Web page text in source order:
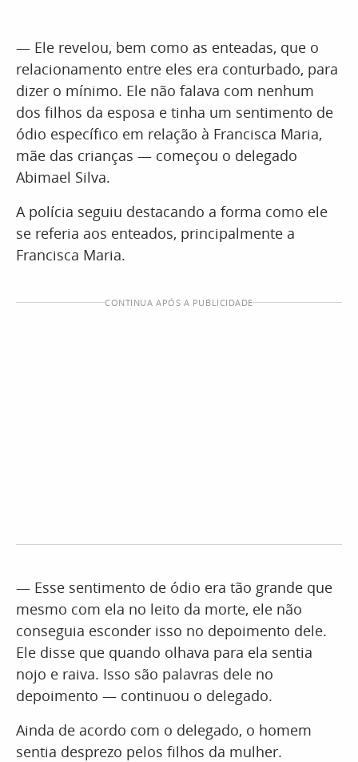
— Ele revelou, bem como as enteadas, que o
relacionamento entre eles era conturbado, para
dizer o mínimo. Ele não falava com nenhum
dos filhos da esposa e tinha um sentimento de
ódio específico em relação à Francisca Maria,
mãe das crianças — começou o delegado
Abimael Silva.
A polícia seguiu destacando a forma como ele
se referia aos enteados, principalmente a
Francisca Maria.
CONTINUA APÓS A PUBLICIDADE
— Esse sentimento de ódio era tão grande que
mesmo com ela no leito da morte, ele não
conseguia esconder isso no depoimento dele.
Ele disse que quando olhava para ela sentia
nojo e raiva. Isso são palavras dele no
depoimento — continuou o delegado.
Ainda de acordo com o delegado, o homem
sentia desprezo pelos filhos da mulher.